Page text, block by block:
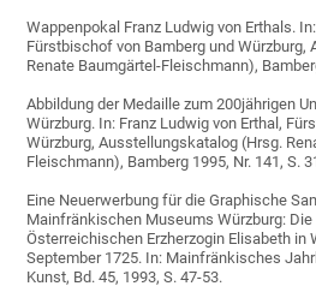
Wappenpokal Franz Ludwig von Erthals.
Fürstbischof von Bamberg und Würzburg,
Renate Baumgärtel-Fleischmann),
Abbildung der Medaille zum 200jährigen
Würzburg. In: Franz Ludwig von Erthal,
Würzburg, Ausstellungskatalog (Hrsg.
Fleischmann), Bamberg 1995, Nr. 141, S.
Eine Neuerwerbung für die Graphische
Mainfränkischen Museums Würzburg:
Österreichischen Erzherzogin Elisabeth in
September 1725. In: Mainfränkisches
Kunst, Bd. 45, 1993, S. 47-53.